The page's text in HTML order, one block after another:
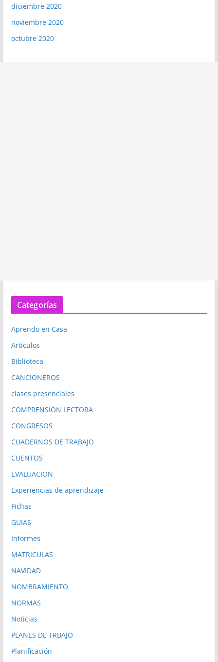
diciembre 2020
noviembre 2020
octubre 2020
Categorías
Aprendo en Casa
Artículos
Biblioteca
CANCIONEROS
clases presenciales
COMPRENSION LECTORA
CONGRESOS
CUADERNOS DE TRABAJO
CUENTOS
EVALUACION
Experiencias de aprendizaje
Fichas
GUIAS
Informes
MATRICULAS
NAVIDAD
NOMBRAMIENTO
NORMAS
Noticias
PLANES DE TRBAJO
Planificación